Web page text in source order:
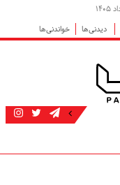
دیدنی‌ها خواندنی‌ها